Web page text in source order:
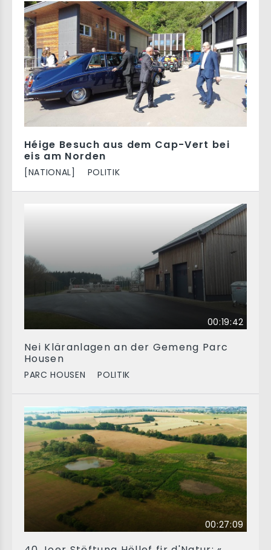
Héige Besuch aus dem Cap-Vert bei
eis am Norden
[NATIONAL] POLITIK
00:19:42
Nei Kläranlagen an der Gemeng Parc
Housen
PARC HOUSEN POLITIK
00:27:09